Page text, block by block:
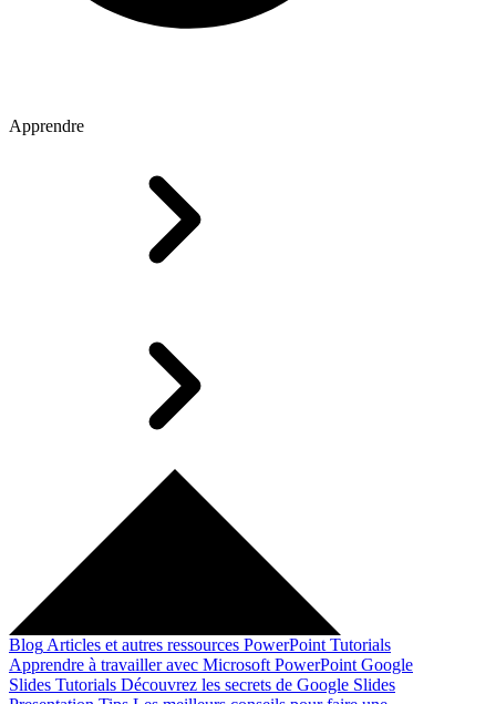
Apprendre
Blog Articles et autres ressources PowerPoint Tutorials
Apprendre à travailler avec Microsoft PowerPoint Google
Slides Tutorials Découvrez les secrets de Google Slides